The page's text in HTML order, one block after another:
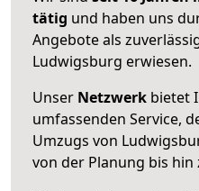
tätig und haben uns
Angebote als
Ludwigsburg erwiesen.
Unser Netzwerk bietet
umfassenden Service,
Umzugs von
von der Planung bis